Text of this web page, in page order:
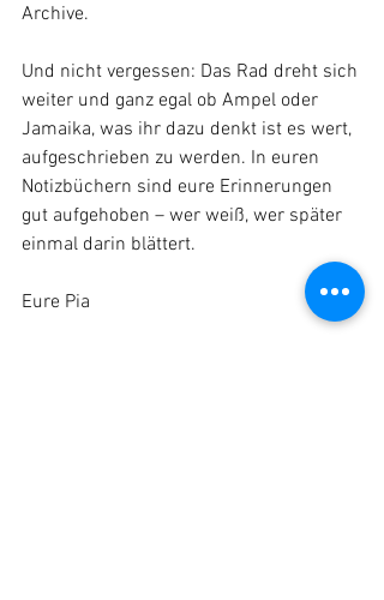
Archive.
Und nicht vergessen: Das Rad dreht sich
weiter und ganz egal ob Ampel oder
Jamaika, was ihr dazu denkt ist es wert,
aufgeschrieben zu werden. In euren
Notizbüchern sind eure Erinnerungen
gut aufgehoben – wer weiß, wer später
einmal darin blättert.
Eure Pia